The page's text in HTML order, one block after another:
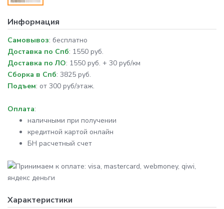
Информация
Самовывоз: бесплатно
Доставка по Спб: 1550 руб.
Доставка по ЛО: 1550 руб. + 30 руб/км
Сборка в Спб: 3825 руб.
Подъем: от 300 руб/этаж.
Оплата:
наличными при получении
кредитной картой онлайн
БН расчетный счет
Характеристики